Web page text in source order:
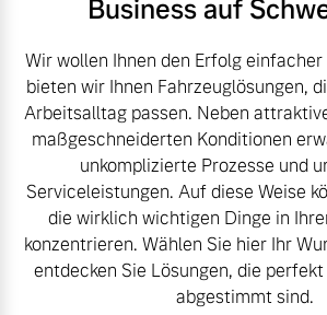
Geschäftskunden
Editionsmodelle
Konnektivität
Angebot anfragen
Zubehörkatalog
Aktuelle Serviceangebote
Service by Volvo
Sie erhalten
Vielzahl von
Business auf
Wir wollen Ihnen den Erfolg
bieten wir Ihnen Fahrzeuglösungen,
Arbeitsalltag passen. Neben
maßgeschneiderten Konditionen
unkomplizierte Prozesse und
Serviceleistungen. Auf diese Weise
die wirklich wichtigen Dinge in
konzentrieren. Wählen Sie hier Ihr
entdecken Sie Lösungen, die
abgestimmt sind.